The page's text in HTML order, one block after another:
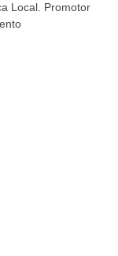
Local. Promotor